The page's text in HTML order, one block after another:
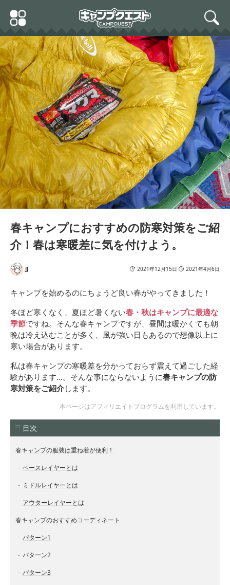
Primary
Menu
search
春キャンプにおすすめの防寒対策をご紹
介！春は寒暖差に気を付けよう。
JJ 2021年12月15日 2021年4月6日
キャンプを始めるのにちょうど良い春がやってきました！
冬ほど寒くなく、夏ほど暑くない春・秋はキャンプに最適な
季節ですね。そんな春キャンプですが、昼間は暖かくても朝
晩は冷え込むことが多く、風が強い日もあるので想像以上に
寒い場合があります。
私は春キャンプの寒暖差を分かっておらず震えて過ごした経
験があります…。そんな事にならないように春キャンプの防
寒対策をご紹介します。
本ページはアフィリエイトプログラムを利用しています。
目次
春キャンプの服装は重ね着が便利！
ベースレイヤーとは
ミドルレイヤーとは
アウターレイヤーとは
春キャンプのおすすめコーディネート
パターン1
パターン2
パターン3
(ノースフェイス) THE NO
RTH FACE フューリーフリ
ースジャケットW'S 毛皮の
ようなフリースジャケット
フリース ジャケット [並行
輸入品]
キャプテンスタッグ EVA
フォームマット 56×182c
m M-3318
キャンプ ジャンボサイズ
ラグ ブランケット ネイテ
ィブ柄（民族柄） (レッド)
マルカ(Maruka) 湯たんぽ
Aエース 2.5L 袋付 02252
ーアタッチメント キャン